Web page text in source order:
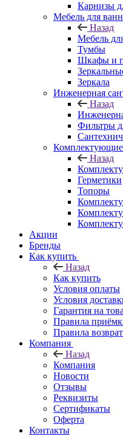
Карнизы
Мебель для
Назад
Мебель
Тумбы
Шкафы и
Зеркала
Инженерная
Назад
Фильтры
Назад
Герметики
Топоры
Акции
Бренды
Как купить
Назад
Как купить
Условия оплаты
Условия
Гарантия на
Правила
Правила
Компания
Назад
Компания
Новости
Отзывы
Реквизиты
Сертификаты
Оферта
Контакты